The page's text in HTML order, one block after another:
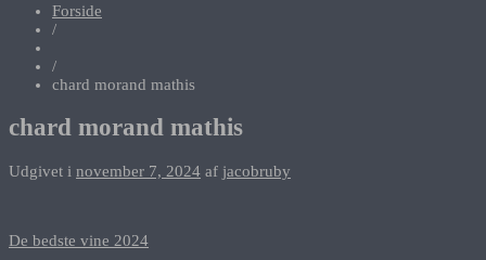
Forside
/
/
chard morand mathis
chard morand mathis
Udgivet i november 7, 2024 af jacobruby
Indlægsnavigation
De bedste vine 2024